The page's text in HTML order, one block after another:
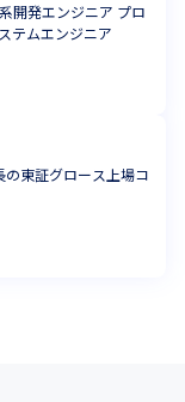
開発エンジニア プロ
テムエンジニア
の東証グロース上場コ